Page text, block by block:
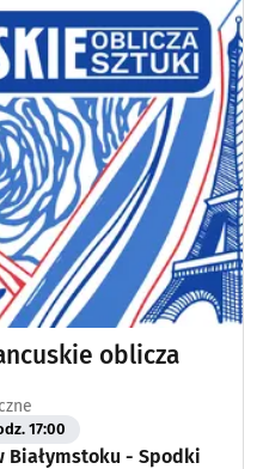
oblicza
17:00
- Spodki